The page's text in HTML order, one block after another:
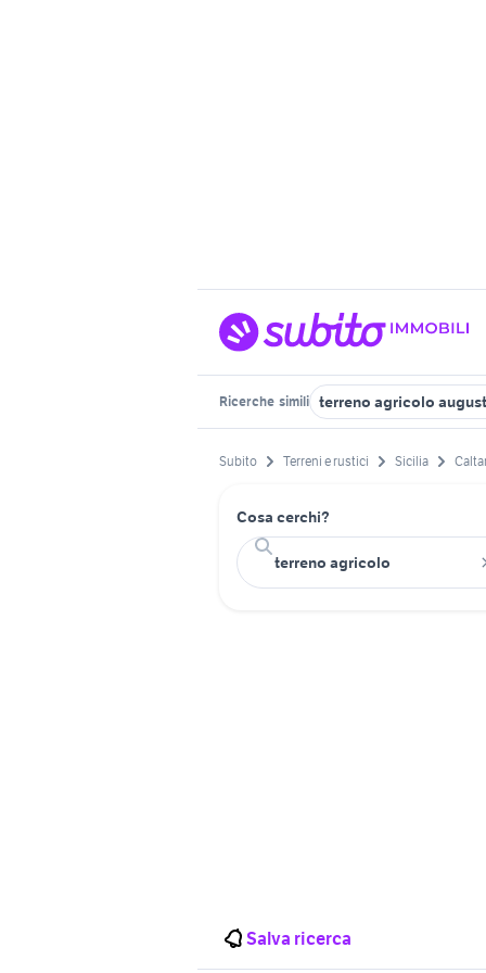
Ricerche simili terreno agricolo
Subito Terreni e rustici Sicilia
Cosa cerchi?
Salva ricerca